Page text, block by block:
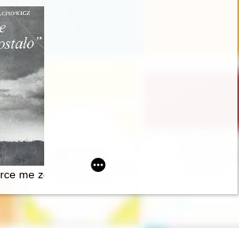
me zostało". Szlakiem Mickiewicza,